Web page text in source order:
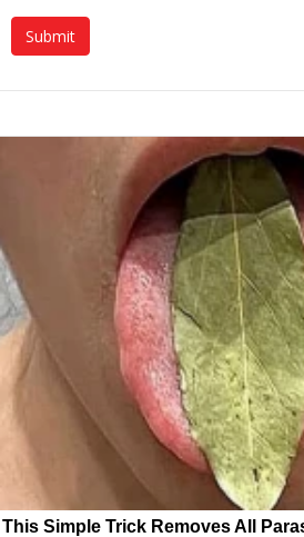
This Simple Trick Removes All